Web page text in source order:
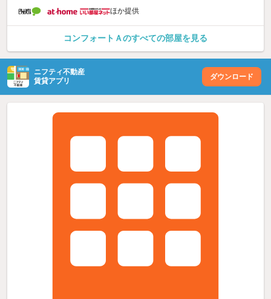
ほか提供
コンフォートＡのすべての部屋を見る
ニフティ不動産
賃貸アプリ
ダウンロード